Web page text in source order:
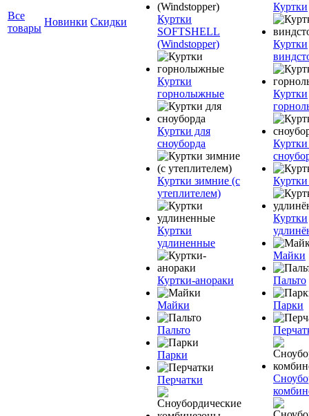
Все
товары
Новинки Скидки
Куртки
SOFTSHELL
(Windstopper)
Куртки
горнолыжные
Куртки для
сноуборда
Куртки зимние (с
утеплителем)
Куртки
удлиненные
Куртки-анораки
Майки
Пальто
Парки
Перчатки
Куртки
Куртки
Куртки
Куртки
Куртки
Майки
Пальто
Парки